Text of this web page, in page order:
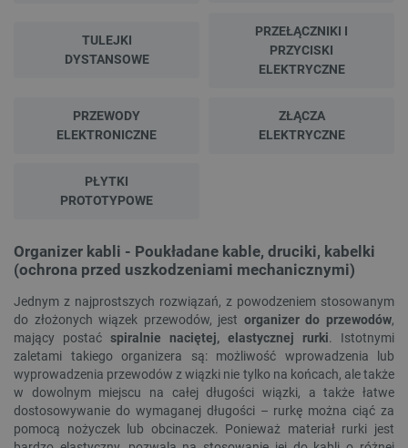
TULEJKI
DYSTANSOWE
PRZEŁĄCZNIKI I
PRZYCISKI
ELEKTRYCZNE
PRZEWODY
ELEKTRONICZNE
ZŁĄCZA
ELEKTRYCZNE
PŁYTKI
PROTOTYPOWE
Organizer kabli - Poukładane kable, druciki, kabelki
(ochrona przed uszkodzeniami mechanicznymi)
Jednym z najprostszych rozwiązań, z powodzeniem stosowanym
do złożonych wiązek przewodów, jest organizer do przewodów,
mający postać spiralnie naciętej, elastycznej rurki. Istotnymi
zaletami takiego organizera są: możliwość wprowadzenia lub
wyprowadzenia przewodów z wiązki nie tylko na końcach, ale także
w dowolnym miejscu na całej długości wiązki, a także łatwe
dostosowywanie do wymaganej długości – rurkę można ciąć za
pomocą nożyczek lub obcinaczek. Ponieważ materiał rurki jest
Niezbędne pliki cookie umożliwiają korzystanie z
podstawowych funkcji strony internetowej, takich
prawidłowo korzystać ze strony internetowej.
Provider /
PrestaShop-[abcdef0123456789]{32}
_lb .botland.com.pl